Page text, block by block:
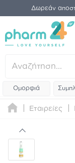
Δωρεάν
Ομορφιά
Εταιρείες